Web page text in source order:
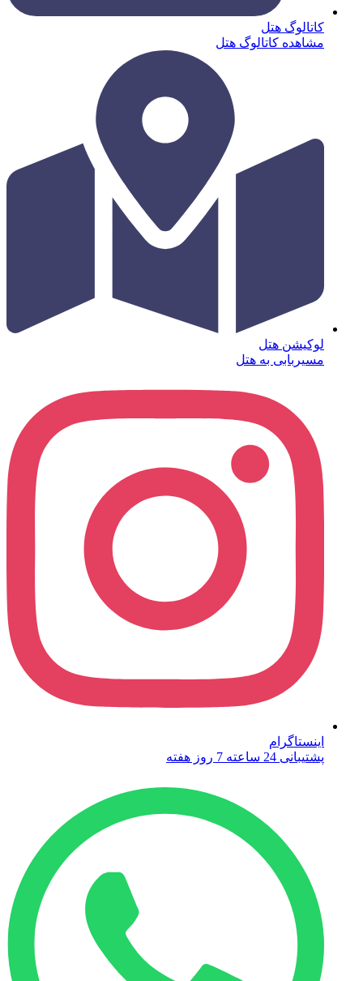
کاتالوگ هتل
مشاهده کاتالوگ هتل
لوکیشن هتل
مسیربابی به هتل
اینستاگرام
پشتیبانی 24 ساعته 7 روز هفته